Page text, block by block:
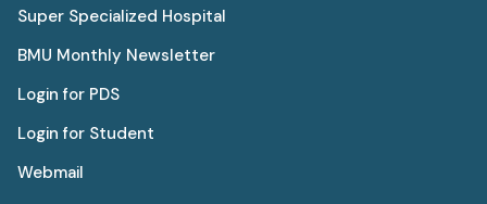
Super Specialized Hospital
BMU Monthly Newsletter
Login for PDS
Login for Student
Webmail